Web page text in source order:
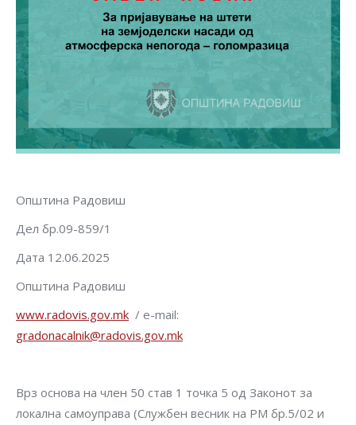
Општина Радовиш
Дел бр.09-859/1
Дата 12.06.2025
Општина Радовиш
www.radovis.gov.mk / e-mail:
gradonacalnik@radovis.gov.mk
Врз основа на член 50 став 1 точка 5 од Законот за
локална самоуправа (Службен весник на РМ бр.5/02 и